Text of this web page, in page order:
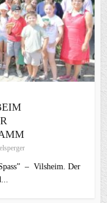
– Vilsheim. Der